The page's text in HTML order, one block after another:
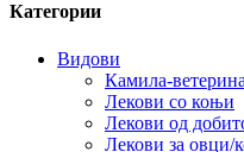
Категории
Видови
Камила-
Лекови со коњи
Лекови од
Лекови за овци/